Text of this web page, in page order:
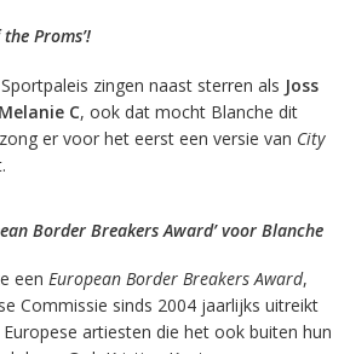
Proms’!
zingen naast sterren als Joss
Melanie C, ook dat mocht Blanche dit
er voor het eerst een versie van City
Border Breakers Award’ voor Blanche
een European Border Breakers Award,
Commissie sinds 2004 jaarlijks uitreikt
artiesten die het ook buiten hun